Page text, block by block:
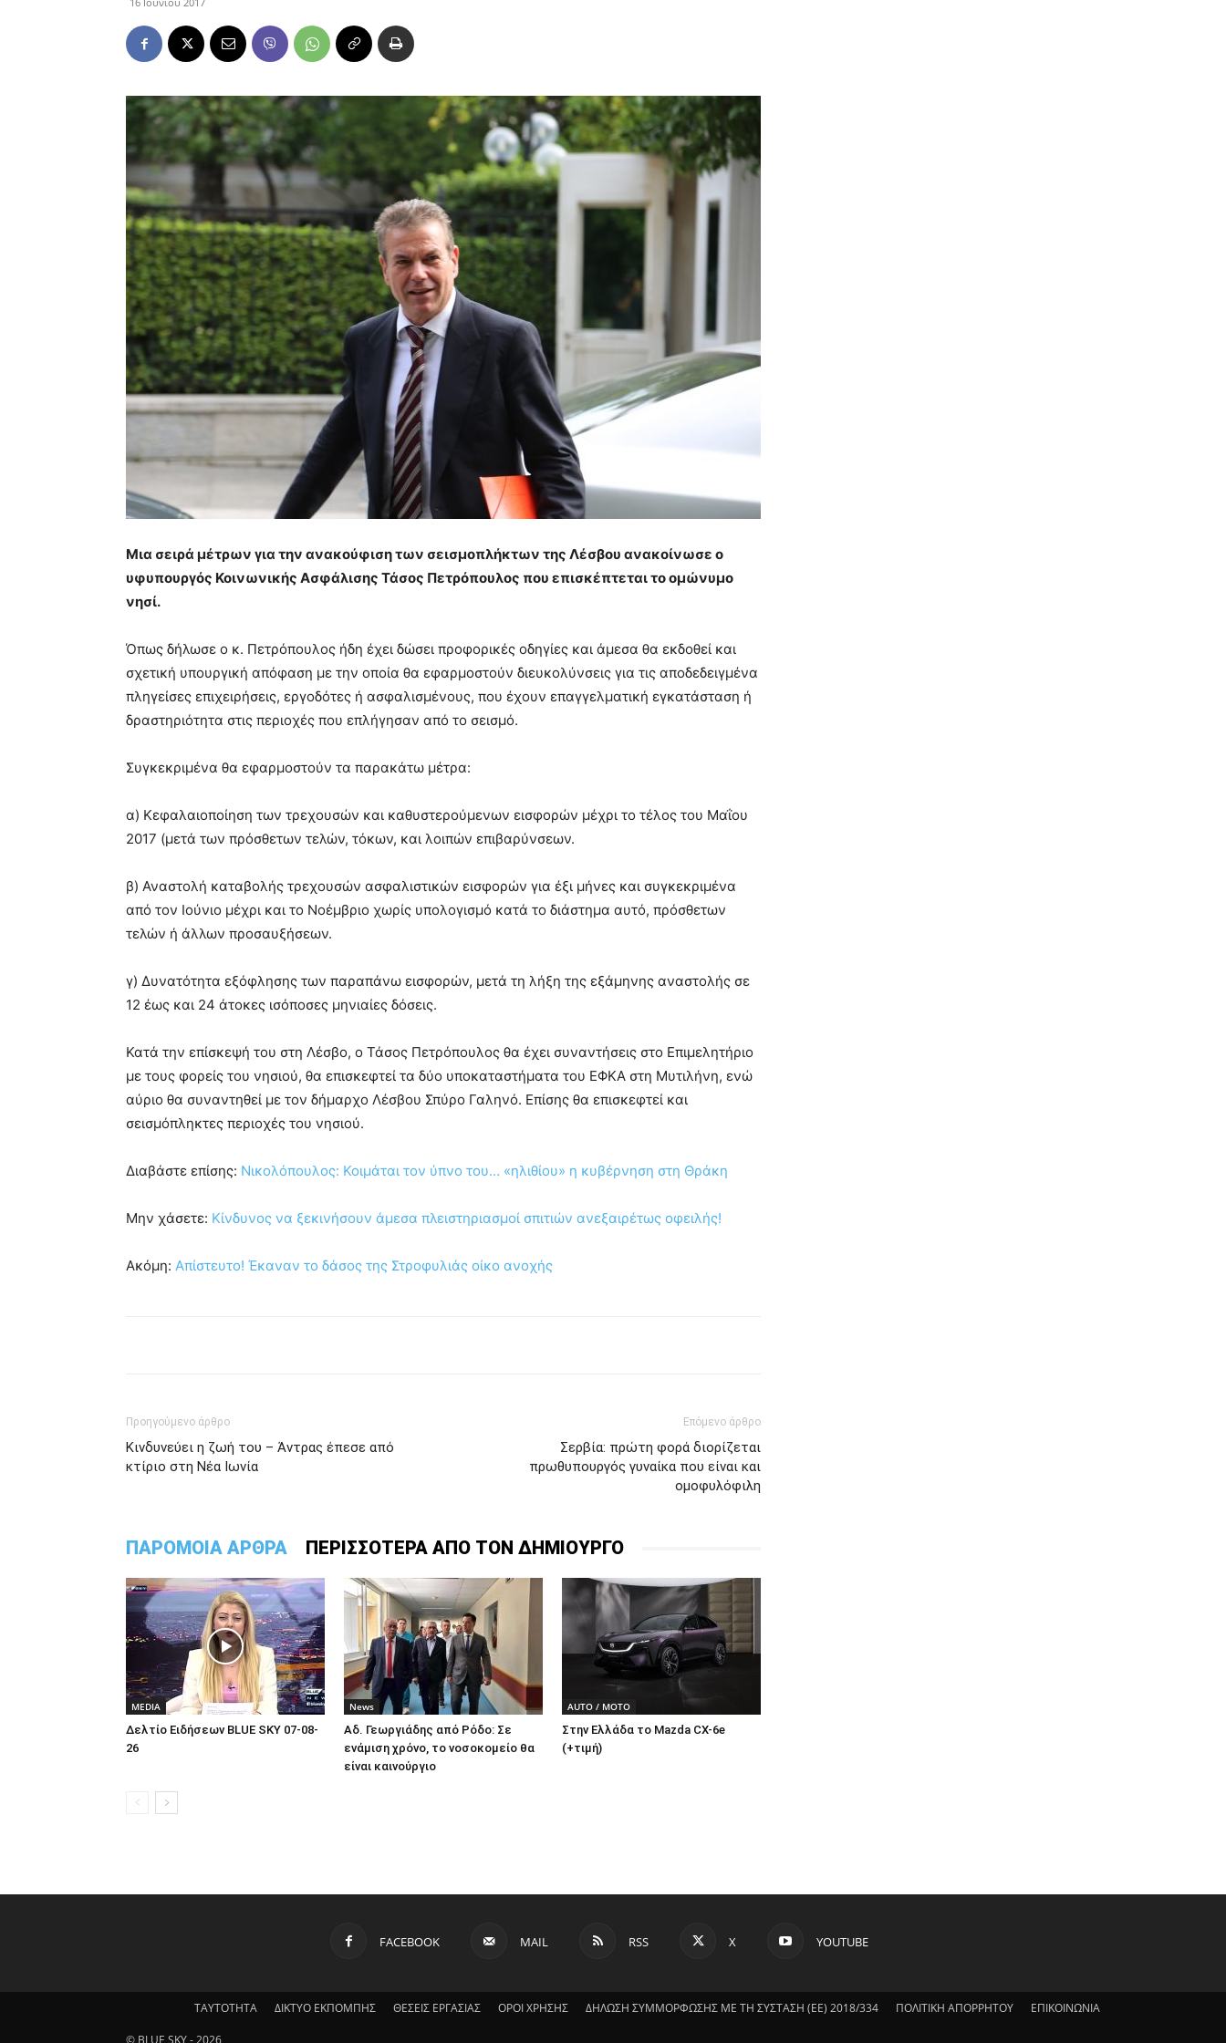
Μια σειρά μέτρων για την ανακούφιση των σεισμοπλήκτων της Λέσβου ανακοίνωσε ο
υφυπουργός Κοινωνικής Ασφάλισης Τάσος Πετρόπουλος που επισκέπτεται το ομώνυμο
νησί.
Όπως δήλωσε ο κ. Πετρόπουλος ήδη έχει δώσει προφορικές οδηγίες και άμεσα θα εκδοθεί και
σχετική υπουργική απόφαση με την οποία θα εφαρμοστούν διευκολύνσεις για τις αποδεδειγμένα
πληγείσες επιχειρήσεις, εργοδότες ή ασφαλισμένους, που έχουν επαγγελματική εγκατάσταση ή
δραστηριότητα στις περιοχές που επλήγησαν από το σεισμό.
Συγκεκριμένα θα εφαρμοστούν τα παρακάτω μέτρα:
α) Κεφαλαιοποίηση των τρεχουσών και καθυστερούμενων εισφορών μέχρι το τέλος του Μαΐου
2017 (μετά των πρόσθετων τελών, τόκων, και λοιπών επιβαρύνσεων.
β) Αναστολή καταβολής τρεχουσών ασφαλιστικών εισφορών για έξι μήνες και συγκεκριμένα
από τον Ιούνιο μέχρι και το Νοέμβριο χωρίς υπολογισμό κατά το διάστημα αυτό, πρόσθετων
τελών ή άλλων προσαυξήσεων.
γ) Δυνατότητα εξόφλησης των παραπάνω εισφορών, μετά τη λήξη της εξάμηνης αναστολής σε
12 έως και 24 άτοκες ισόποσες μηνιαίες δόσεις.
Κατά την επίσκεψή του στη Λέσβο, ο Τάσος Πετρόπουλος θα έχει συναντήσεις στο Επιμελητήριο
με τους φορείς του νησιού, θα επισκεφτεί τα δύο υποκαταστήματα του ΕΦΚΑ στη Μυτιλήνη, ενώ
αύριο θα συναντηθεί με τον δήμαρχο Λέσβου Σπύρο Γαληνό. Επίσης θα επισκεφτεί και
σεισμόπληκτες περιοχές του νησιού.
Διαβάστε επίσης: Νικολόπουλος: Κοιμάται τον ύπνο του… «ηλιθίου» η κυβέρνηση στη Θράκη
Μην χάσετε: Κίνδυνος να ξεκινήσουν άμεσα πλειστηριασμοί σπιτιών ανεξαιρέτως οφειλής!
Ακόμη: Απίστευτο! Έκαναν το δάσος της Στροφυλιάς οίκο ανοχής
Προηγούμενο άρθρο
Κινδυνεύει η ζωή του – Άντρας έπεσε από
κτίριο στη Νέα Ιωνία
Επόμενο άρθρο
Σερβία: πρώτη φορά διορίζεται
πρωθυπουργός γυναίκα που είναι και
ομοφυλόφιλη
ΠΑΡΟΜΟΙΑ ΑΡΘΡΑ ΠΕΡΙΣΣΟΤΕΡΑ ΑΠΟ ΤΟΝ ΔΗΜΙΟΥΡΓΟ
MEDIA
Δελτίο Ειδήσεων BLUE SKY 07-08-
26
News
Αδ. Γεωργιάδης από Ρόδο: Σε
ενάμιση χρόνο, το νοσοκομείο θα
είναι καινούργιο
AUTO / MOTO
Στην Ελλάδα το Mazda CX-6e
(+τιμή)
FACEBOOK MAIL RSS X YOUTUBE
ΤΑΥΤΟΤΗΤΑ ΔΙΚΤΥΟ ΕΚΠΟΜΠΗΣ ΘΕΣΕΙΣ ΕΡΓΑΣΙΑΣ ΟΡΟΙ ΧΡΗΣΗΣ ΔΗΛΩΣΗ ΣΥΜΜΟΡΦΩΣΗΣ ΜΕ ΤΗ ΣΥΣΤΑΣΗ (ΕΕ) 2018/334 ΠΟΛΙΤΙΚΗ ΑΠΟΡΡΗΤΟΥ ΕΠΙΚΟΙΝΩΝΙΑ
© BLUE SKY - 2026